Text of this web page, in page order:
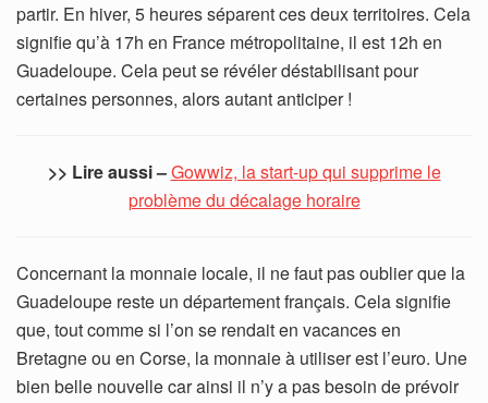
partir. En hiver, 5 heures séparent ces deux territoires. Cela
signifie qu’à 17h en France métropolitaine, il est 12h en
Guadeloupe. Cela peut se révéler déstabilisant pour
certaines personnes, alors autant anticiper !
>> Lire aussi –Gowwiz, la start-up qui supprime le
problème du décalage horaire
Concernant la monnaie locale, il ne faut pas oublier que la
Guadeloupe reste un département français. Cela signifie
que, tout comme si l’on se rendait en vacances en
Bretagne ou en Corse, la monnaie à utiliser est l’euro. Une
bien belle nouvelle car ainsi il n’y a pas besoin de prévoir